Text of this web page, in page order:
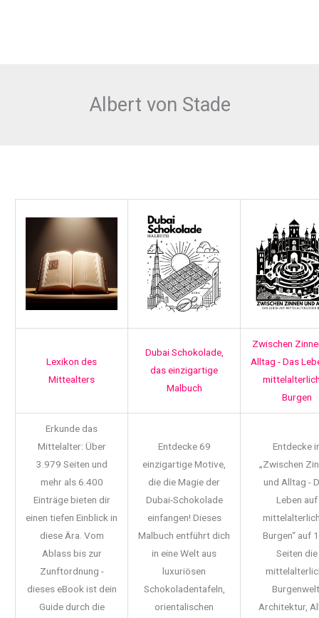
Albert von Stade
Lexikon des
Mittealters
Dubai Schokolade,
das einzigartige
Malbuch
Zwischen
Alltag - Das
Burgen
Erkunde das
Mittelalter: Über
3.979 Seiten und
mehr als 6.400
Einträge bieten dir
einen tiefen Einblick in
diese Ära. Vom
Ablass bis zur
Zunftordnung -
dieses eBook ist dein
Guide durch die
Entdecke 69
einzigartige Motive,
die die Magie der
Dubai-Schokolade
einfangen! Dieses
Malbuch entführt dich
in eine Welt aus
luxuriösen
Schokoladentafeln,
orientalischen
Entdecke
„Zwischen
und Alltag -
Leben auf
Burgen“ auf
Seiten die
Architektur,